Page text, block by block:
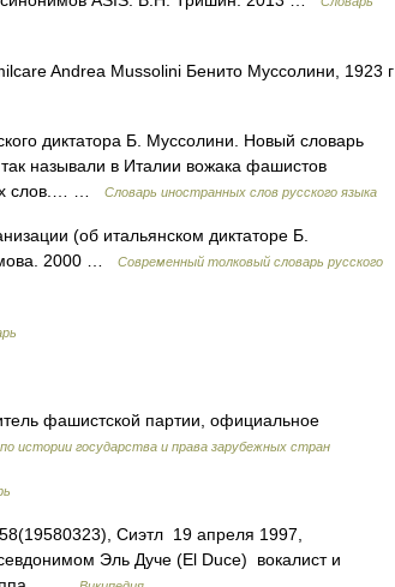
Andrea Mussolini Бенито Муссолини, 1923 г
диктатора Б. Муссолини. Новый словарь
называли в Италии вожака фашистов
слов.… …
Словарь иностранных слов русского языка
(об итальянском диктаторе Б.
2000 …
Современный толковый словарь русского
фашистской партии, официальное
истории государства и права зарубежных стран
Сиэтл 19 апреля 1997,
Эль Дуче (El Duce) вокалист и